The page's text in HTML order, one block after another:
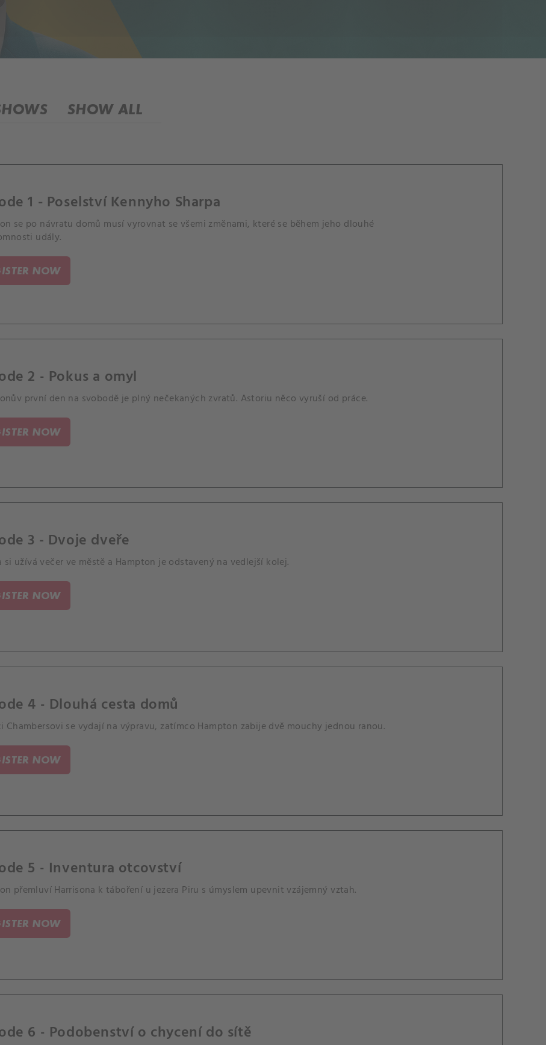
SHOW ALL
1 - Poselství Kennyho Sharpa
se po návratu domů musí vyrovnat se všemi změnami, které se během jeho dlouhé
udály.
NOW
2 - Pokus a omyl
první den na svobodě je plný nečekaných zvratů. Astoriu něco vyruší od práce.
NOW
3 - Dvoje dveře
si užívá večer ve městě a Hampton je odstavený na vedlejší kolej.
NOW
4 - Dlouhá cesta domů
Chambersovi se vydají na výpravu, zatímco Hampton zabije dvě mouchy jednou ranou.
NOW
5 - Inventura otcovství
přemluví Harrisona k táboření u jezera Piru s úmyslem upevnit vzájemný vztah.
NOW
6 - Podobenství o chycení do sítě